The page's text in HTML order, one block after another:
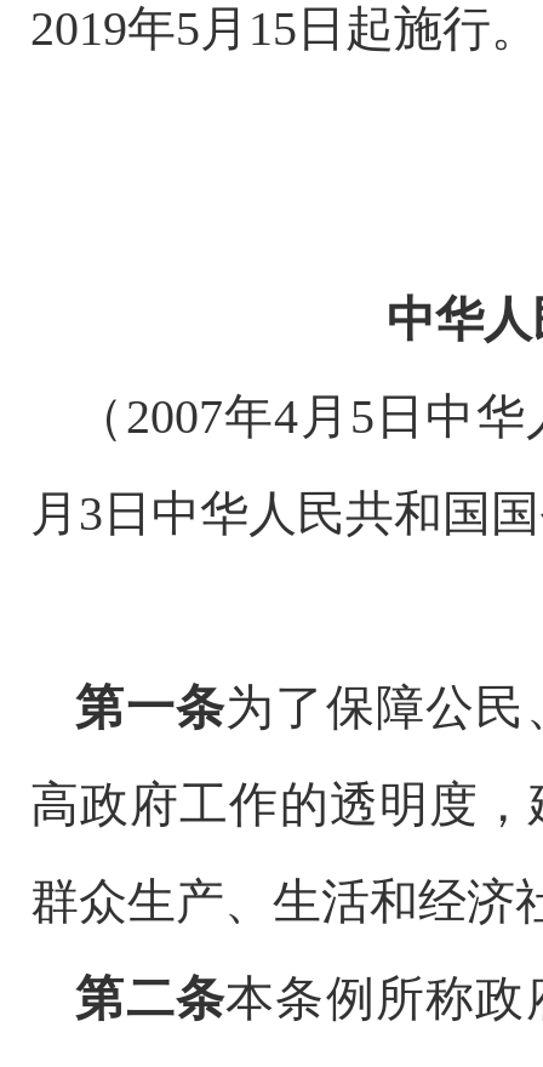
2019年5月15日起施行。
中华
（ 2007年4月5日中
月3日中华人民共和国
第一条为了保障公
高政府工作的透明度
群众生产、生活和经济
第二条本条例所称政